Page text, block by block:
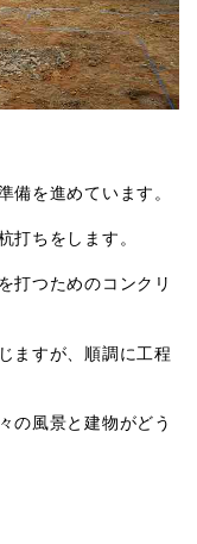
備を進めています。
打ちをします。
打つためのコンクリ
ますが、順調に工程
の風景と建物がどう